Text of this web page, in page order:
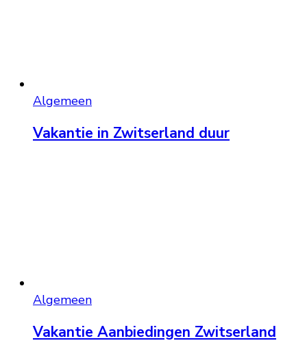
Algemeen
Vakantie in Zwitserland duur
Algemeen
Vakantie Aanbiedingen Zwitserland